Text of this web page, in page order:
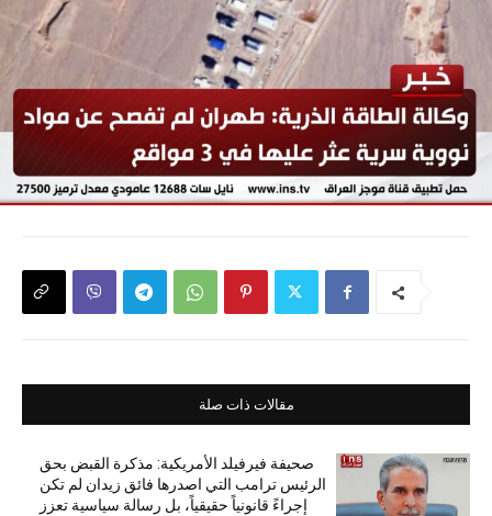
مقالات ذات صلة
صحيفة فيرفيلد الأمريكية: مذكرة القبض بحق
الرئيس ترامب التي اصدرها فائق زيدان لم تكن
إجراءً قانونياً حقيقياً، بل رسالة سياسية تعزز